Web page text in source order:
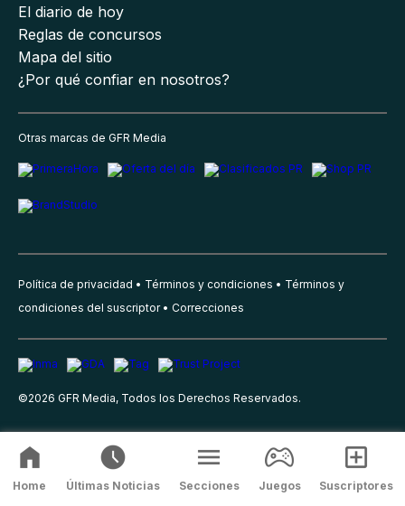
El diario de hoy
Reglas de concursos
Mapa del sitio
¿Por qué confiar en nosotros?
Otras marcas de GFR Media
Política de privacidad Términos y condiciones
Términos y
condiciones del suscriptor
Correcciones
©2026 GFR Media, Todos los Derechos Reservados.
Home Últimas Noticias Secciones Juegos Suscriptores